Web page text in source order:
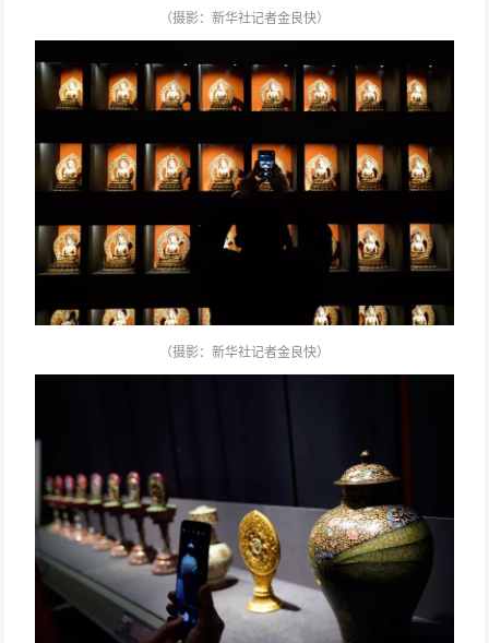
（摄影： 新华社记者金良快）
（摄影： 新华社记者金良快）